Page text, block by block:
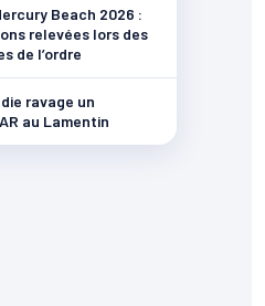
Beach 2026 :
relevées lors des
de l’ordre
ravage un
au Lamentin